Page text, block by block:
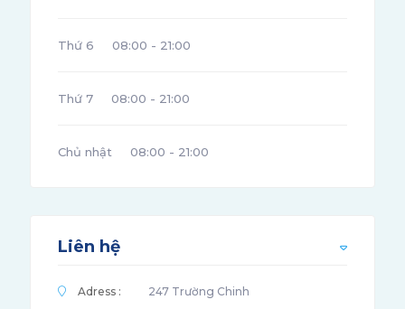
Thứ 6 08:00 - 21:00
Thứ 7 08:00 - 21:00
Chủ nhật 08:00 - 21:00
Liên hệ
Adress : 247 Trường Chinh